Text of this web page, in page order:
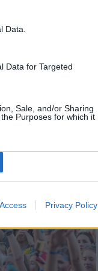
Data.
Data for Targeted
Sale, and/or Sharing
Purposes for which it
Privacy Policy
atokesnių
ir anksčiau, bus
ir
netils iki